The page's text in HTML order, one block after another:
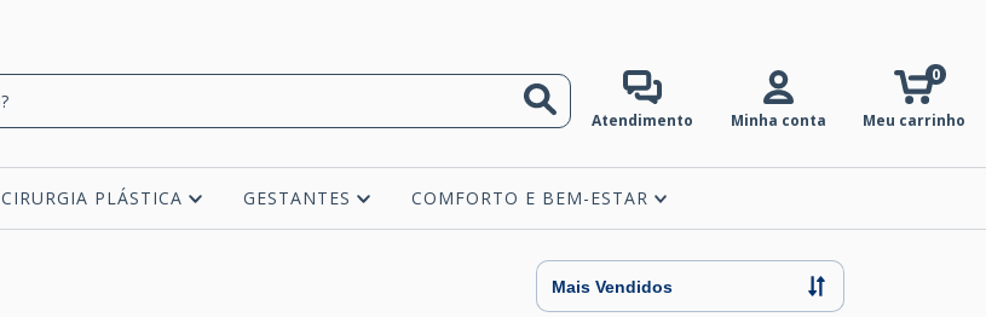
Atendimento Minha conta Meu carrinho
0
CIRURGIA PLÁSTICA GESTANTES COMFORTO E BEM-ESTAR